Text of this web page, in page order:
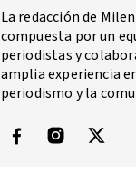
La redacción de
compuesta por un
periodistas y
amplia experiencia
periodismo y la